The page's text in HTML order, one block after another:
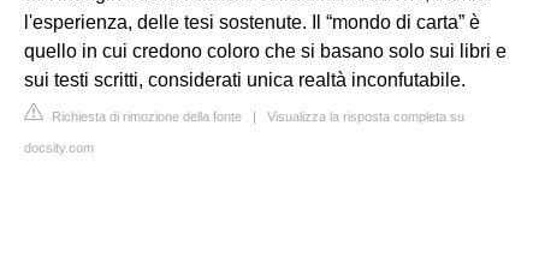
l'esperienza, delle tesi sostenute. Il “mondo di carta” è
quello in cui credono coloro che si basano solo sui libri e
sui testi scritti, considerati unica realtà inconfutabile.
Richiesta di rimozione della fonte | Visualizza la risposta completa su
docsity.com